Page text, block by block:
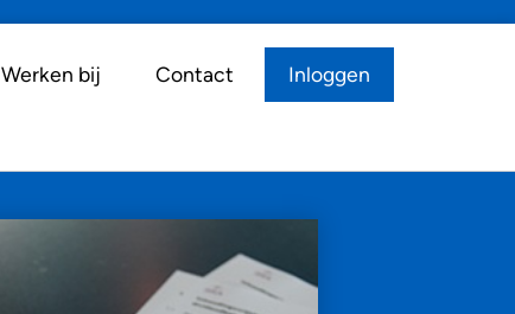
Werken bij Contact Inloggen